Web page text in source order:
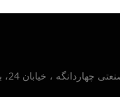
24، بلوار صنایع جنوبی ، پلاک 30